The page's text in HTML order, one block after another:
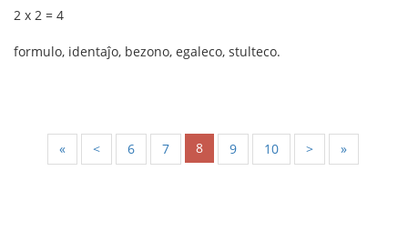
2 x 2 = 4
formulo, identaĵo, bezono, egaleco, stulteco.
« < 6 7 8 9 10 > »